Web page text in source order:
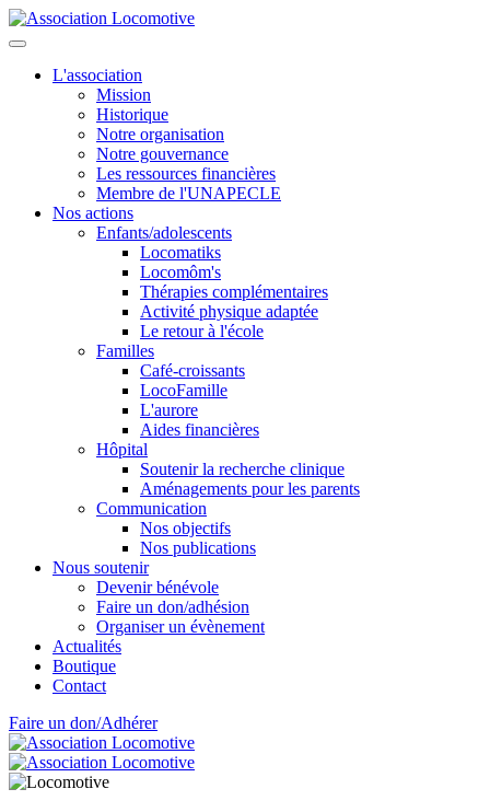
L'association
Mission
Historique
Notre organisation
Notre gouvernance
Les ressources financières
Membre de l'UNAPECLE
Nos actions
Enfants/adolescents
Locomatiks
Locomôm's
Thérapies complémentaires
Activité physique adaptée
Le retour à l'école
Familles
Café-croissants
LocoFamille
L'aurore
Aides financières
Hôpital
Soutenir la recherche clinique
Aménagements pour les parents
Communication
Nos objectifs
Nos publications
Nous soutenir
Devenir bénévole
Faire un don/adhésion
Organiser un évènement
Actualités
Boutique
Contact
Faire un don/Adhérer